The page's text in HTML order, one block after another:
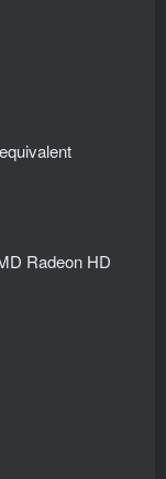
Radeon HD